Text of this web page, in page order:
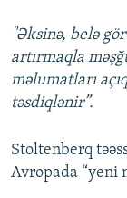
"Əksinə, belə
artırmaqla
məlumatları
təsdiqlənir”.
Stoltenberq
Avropada “yeni